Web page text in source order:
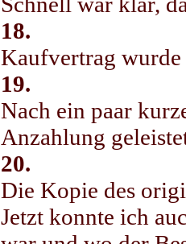
18.
Kaufvertrag
19.
Nach ein paar
Anzahlung
20.
Die Kopie des
Jetzt konnte ich